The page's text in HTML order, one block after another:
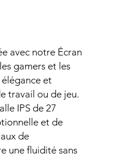
avec notre Écran
gamers et les
et
travail ou de jeu.
IPS de 27
et de
de
une fluidité sans